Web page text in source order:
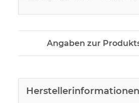
Angaben zur